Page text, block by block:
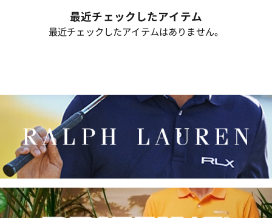
最近チェックしたアイテム
最近チェックしたアイテムはありません。